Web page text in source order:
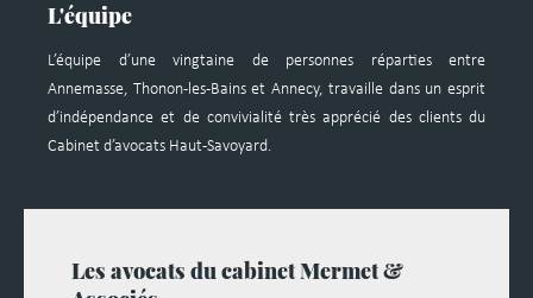
L'équipe
L’équipe d’une vingtaine de personnes réparties entre
Annemasse, Thonon-les-Bains et Annecy, travaille dans un esprit
d’indépendance et de convivialité très apprécié des clients du
Cabinet d’avocats Haut-Savoyard.
Les avocats du cabinet Mermet &